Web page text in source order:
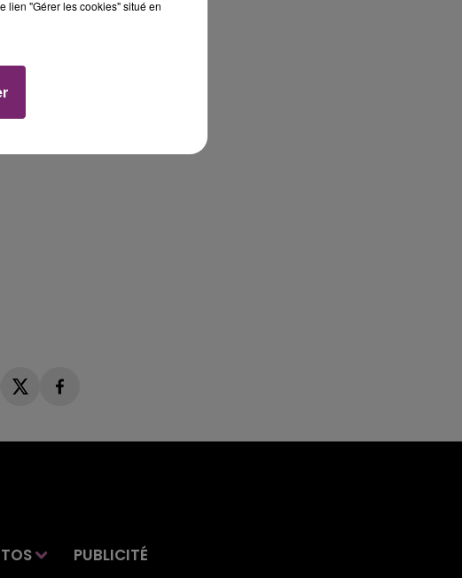
PUBLICITÉ
lien "Gérer les cookies" situé en